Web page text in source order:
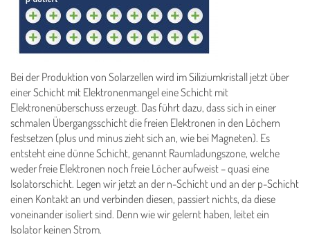
Bei der Produktion von Solarzellen wird im Siliziumkristall jetzt über
einer Schicht mit Elektronenmangel eine Schicht mit
Elektronenüberschuss erzeugt. Das führt dazu, dass sich in einer
schmalen Übergangsschicht die freien Elektronen in den Löchern
festsetzen (plus und minus zieht sich an, wie bei Magneten). Es
entsteht eine dünne Schicht, genannt Raumladungszone, welche
weder freie Elektronen noch freie Löcher aufweist – quasi eine
Isolatorschicht. Legen wir jetzt an der n-Schicht und an der p-Schicht
einen Kontakt an und verbinden diesen, passiert nichts, da diese
voneinander isoliert sind. Denn wie wir gelernt haben, leitet ein
Isolator keinen Strom.